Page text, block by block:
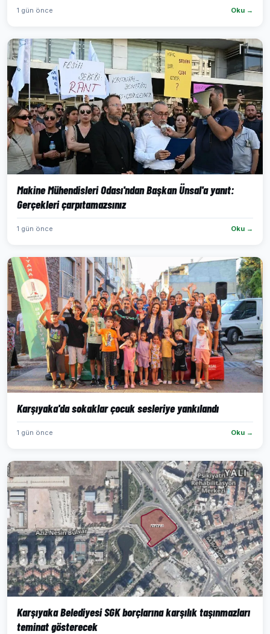
1 gün önce Oku →
Makine Mühendisleri Odası'ndan Başkan Ünsal'a yanıt:
Gerçekleri çarpıtamazsınız
1 gün önce Oku →
Karşıyaka'da sokaklar çocuk sesleriye yankılandı
1 gün önce Oku →
Karşıyaka Belediyesi SGK borçlarına karşılık taşınmazları
teminat gösterecek